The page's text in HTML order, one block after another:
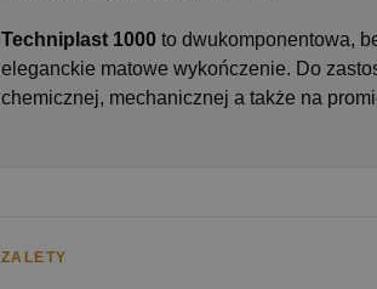
Techniplast 1000 to dwukomponentowa,
eleganckie matowe wykończenie. Do
chemicznej, mechanicznej a także na
ZALETY